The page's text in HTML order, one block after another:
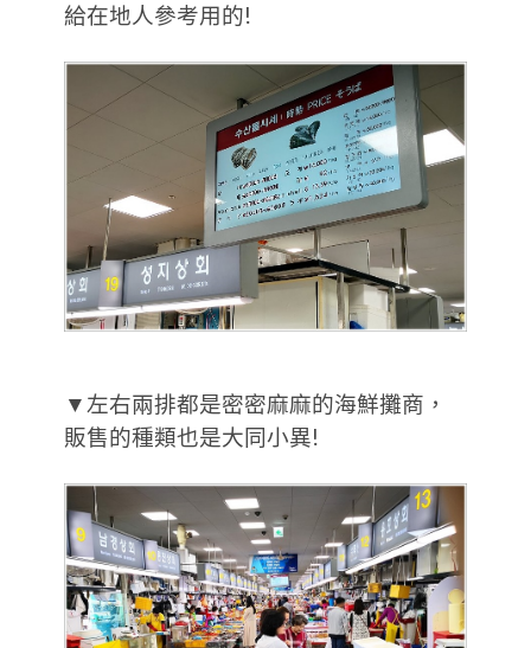
給在地人參考用的!
▼左右兩排都是密密麻麻的海鮮攤商，
販售的種類也是大同小異!